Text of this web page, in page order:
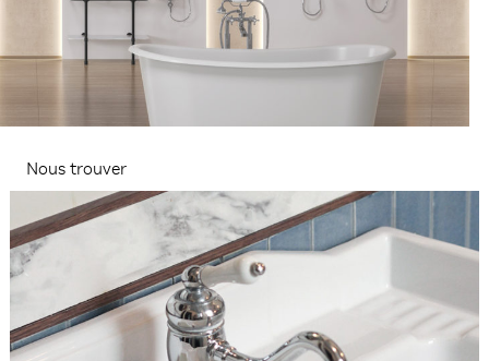
Nous trouver